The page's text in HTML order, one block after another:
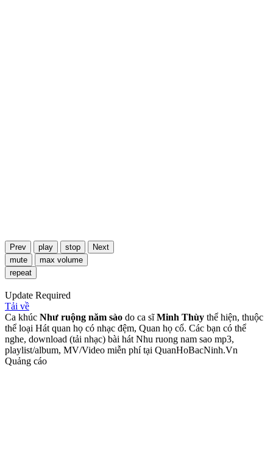
Prev play stop
Next
mute
max volume
repeat
Update Required
Tải về
Ca khúc Như ruộng năm sào do ca sĩMinh Thùy thể hiện, thuộc
thể loại Hát quan họ có nhạc đệm, Quan họ cổ. Các bạn có thể
nghe, download (tải nhạc) bài hát Nhu ruong nam sao mp3,
playlist/album, MV/Video miễn phí tại QuanHoBacNinh.Vn
Quảng cáo